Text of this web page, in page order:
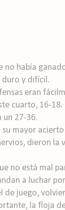
no había
duro y difícil.
eran
cuarto, 16-18.
un 27-36.
mayor acierto
dieron la
no está mal
a luchar
de juego,
la floja